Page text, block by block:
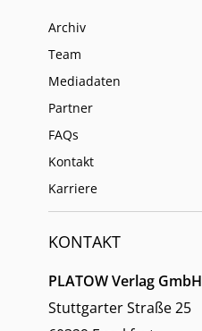
Archiv
Team
Mediadaten
Partner
FAQs
Kontakt
Karriere
KONTAKT
PLATOW Verlag GmbH
Stuttgarter Straße 25